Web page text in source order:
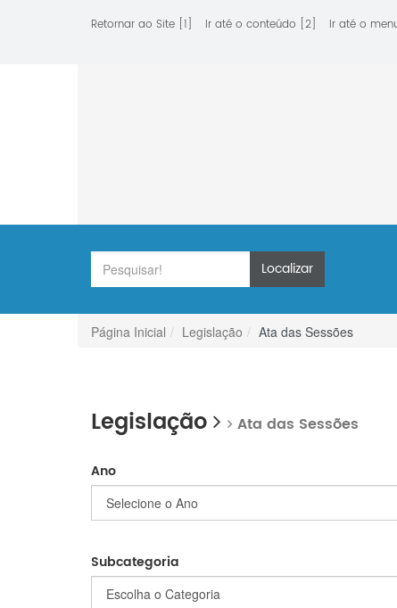
Retornar ao Site [1] Ir até o conteúdo [2] Ir até o
Localizar
Página Inicial Legislação Ata das Sessões
Legislação Ata das Sessões
Ano
Subcategoria